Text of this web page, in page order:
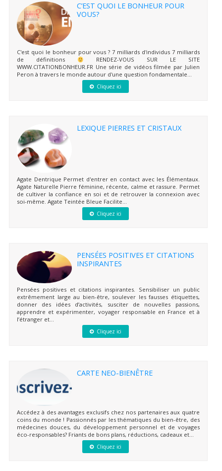
C’EST QUOI LE BONHEUR POUR
VOUS?
C'est quoi le bonheur pour vous ? 7 milliards d'individus 7 milliards
de définitions
RENDEZ-VOUS SUR LE SITE
WWW.CITATIONBONHEUR.FR Une série de vidéos filmée par Julien
Peron à travers le monde autour d'une question fondamentale...
Cliquez ici
LEXIQUE PIERRES ET CRISTAUX
Agate Dentrique Permet d'entrer en contact avec les Élémentaux.
Agate Naturelle Pierre féminine, récente, calme et rassure. Permet
de cultiver la confiance en soi et de retrouver la connexion avec
soi-même. Agate Teintée Bleue Facilite...
Cliquez ici
PENSÉES POSITIVES ET CITATIONS
INSPIRANTES
Pensées positives et citations inspirantes. Sensibiliser un public
extrêmement large au bien-être, soulever les fausses étiquettes,
donner des idées d’activités, susciter de nouvelles passions,
apprendre et expérimenter, voyager responsable en France et à
l’étranger et...
Cliquez ici
CARTE NEO-BIENÊTRE
Accédez à des avantages exclusifs chez nos partenaires aux quatre
coins du monde ! Passionnés par les thématiques du bien-être, des
médecines douces, du développement personnel et de voyages
éco-responsables? Friants de bons plans, réductions, cadeaux et...
Cliquez ici